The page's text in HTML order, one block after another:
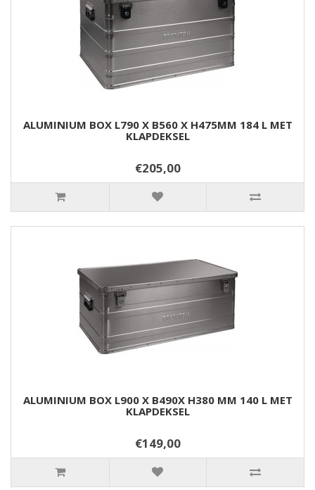
ALUMINIUM BOX L790 X B560 X H475MM 184 L MET
KLAPDEKSEL
€205,00
ALUMINIUM BOX L900 X B490X H380 MM 140 L MET
KLAPDEKSEL
€149,00